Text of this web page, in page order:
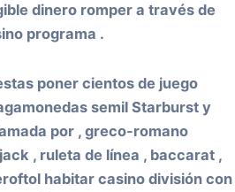
dinero romper a través de
programa .
poner cientos de juego
semil Starburst y
por , greco-romano
, ruleta de línea , baccarat ,
habitar casino división con